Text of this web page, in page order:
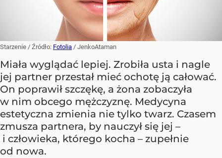
Starzenie / Źródło: Fotolia / JenkoAtaman
Miała wyglądać lepiej. Zrobiła usta i nagle
jej partner przestał mieć ochotę ją całować.
On poprawił szczękę, a żona zobaczyła
w nim obcego mężczyznę. Medycyna
estetyczna zmienia nie tylko twarz. Czasem
zmusza partnera, by nauczył się jej –
i człowieka, którego kocha – zupełnie
od nowa.